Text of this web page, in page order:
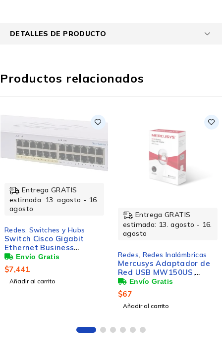
DETALLES DE PRODUCTO
Productos relacionados
Entrega GRATIS
estimada: 13. agosto - 16.
agosto
Redes Switches y Hubs
Switch Cisco Gigabit
Ethernet Business
CBS110, 24 Puertos
10/100/1000Mbps (12x
PoE) + 2 Puertos SFP, 32
Gbit/s, 8000 Entradas -
$7,441
Añadir al carrito
Entrega GRATIS
estimada: 13. agosto - 16.
agosto
Redes Redes Inalámbricas
Mercusys Adaptador de
Red USB MW150US,
Inalámbrico, 150Mbit/s,
Banda 2.4 GHz
$67
Añadir al carrito